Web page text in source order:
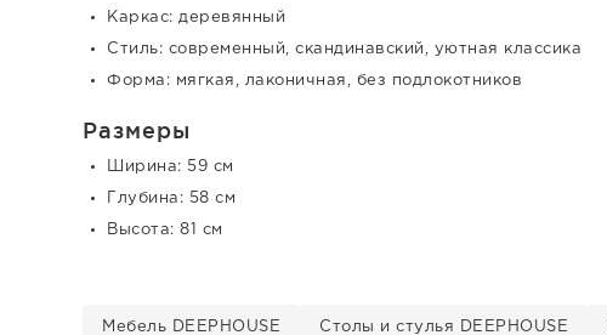
Каркас: деревянный
Стиль: современный, скандинавский, уютная классика
Форма: мягкая, лаконичная, без подлокотников
Размеры
Ширина: 59 см
Глубина: 58 см
Высота: 81 см
Мебель DEEPHOUSE Столы и стулья DEEPHOUSE